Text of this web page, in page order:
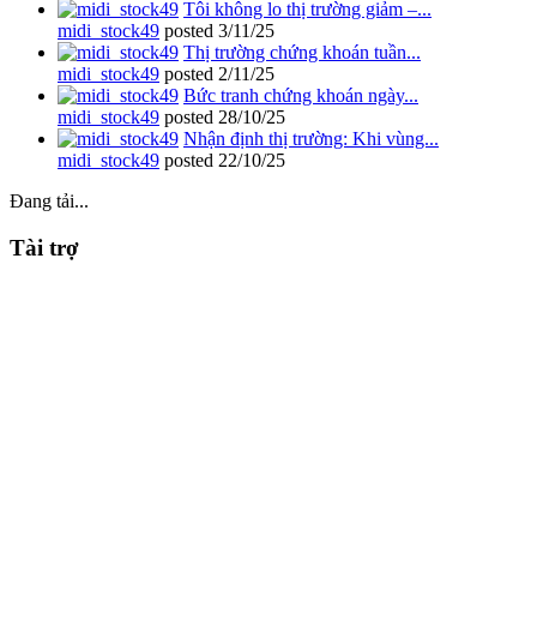
Tôi không lo thị trường giảm –...
midi_stock49 posted 3/11/25
Thị trường chứng khoán tuần...
midi_stock49 posted 2/11/25
Bức tranh chứng khoán ngày...
midi_stock49 posted 28/10/25
Nhận định thị trường: Khi vùng...
midi_stock49 posted 22/10/25
Đang tải...
Tài trợ